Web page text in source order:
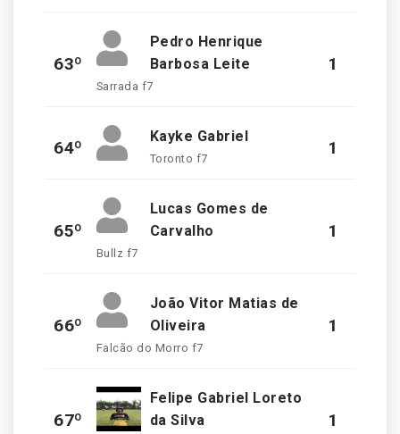
63º
Pedro Henrique
Barbosa Leite
Sarrada f7
1
64º
Kayke Gabriel
Toronto f7
1
65º
Lucas Gomes de
Carvalho
Bullz f7
1
66º
João Vitor Matias de
Oliveira
Falcão do Morro f7
1
67º
Felipe Gabriel Loreto
da Silva
1